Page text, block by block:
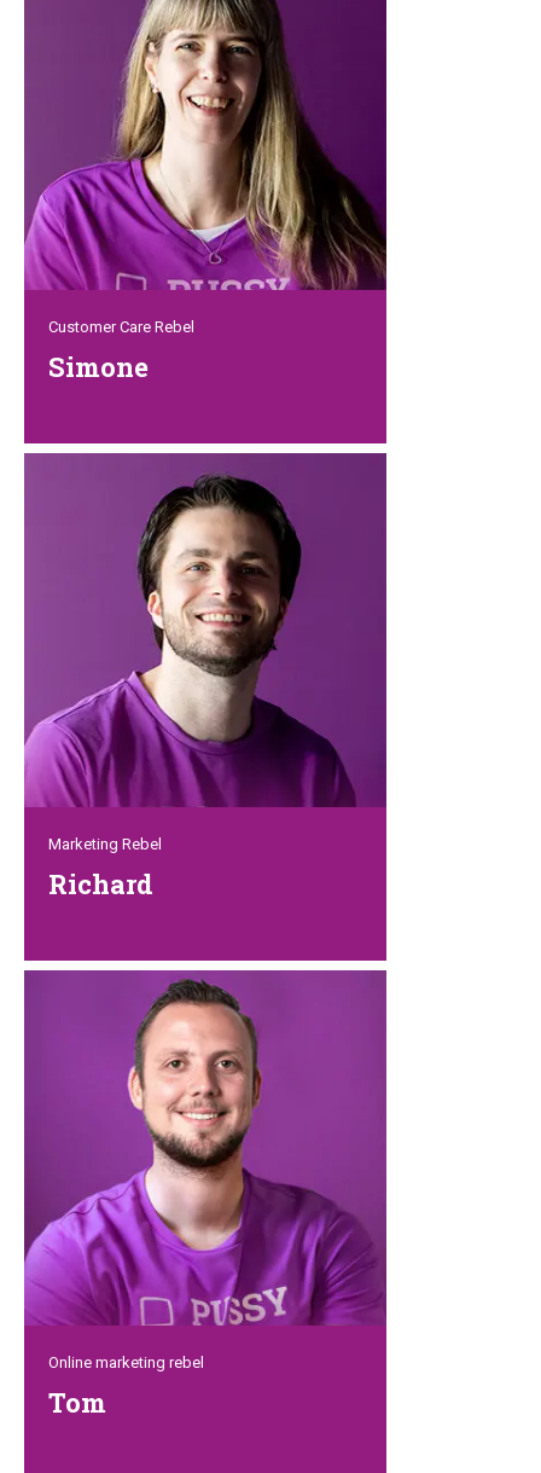
geduldig zuhört und erst dann urteilt und
handelt. Und sie ist – genau wie alle
anderen Rebellen – eine große
Tierliebhaberin. So ist das dann wohl,
wenn man mit drei Katzen
zusammenlebt!
Customer Care Rebel
Simone
Auch der Kunde bekommt bei ihr immer
Gehör und eine freundliche Beratung und
ein kundenfreundliches Ergebnis. Sie ist
eine Perfektionistin in allen Belangen und
sie tut alles, um unsere Kunden zu
helfen. Und all das immer mit einem
Lächeln, denn Simones Lebensmotto
lautet: „Ein Tag ohne Lächeln ist ein
verlorener Tag“.
Marketing Rebel
Richard
einmal am Telefon hattest, wirst du ihn
wohl nie wieder vergessen. Seine
Stimme und seine Kundenfreundlichkeit
stechen aus Tausenden hervor. Mit
Richard kann man viel lachen, aber er hat
auch eine ernste und nachdenkliche
Seite. Sein weiteres Spezialgebiet das
das Marketing bzw. Online-Marketing.
Auch deshalb sehen alle unsere digitalen
Plattformen immer erstklassig und
picobello aus.
Online marketing rebel
Tom